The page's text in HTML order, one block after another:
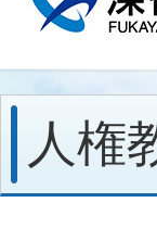
人権